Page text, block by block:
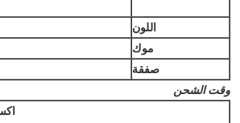
اللون
موك
صفقة
وقت الشحن